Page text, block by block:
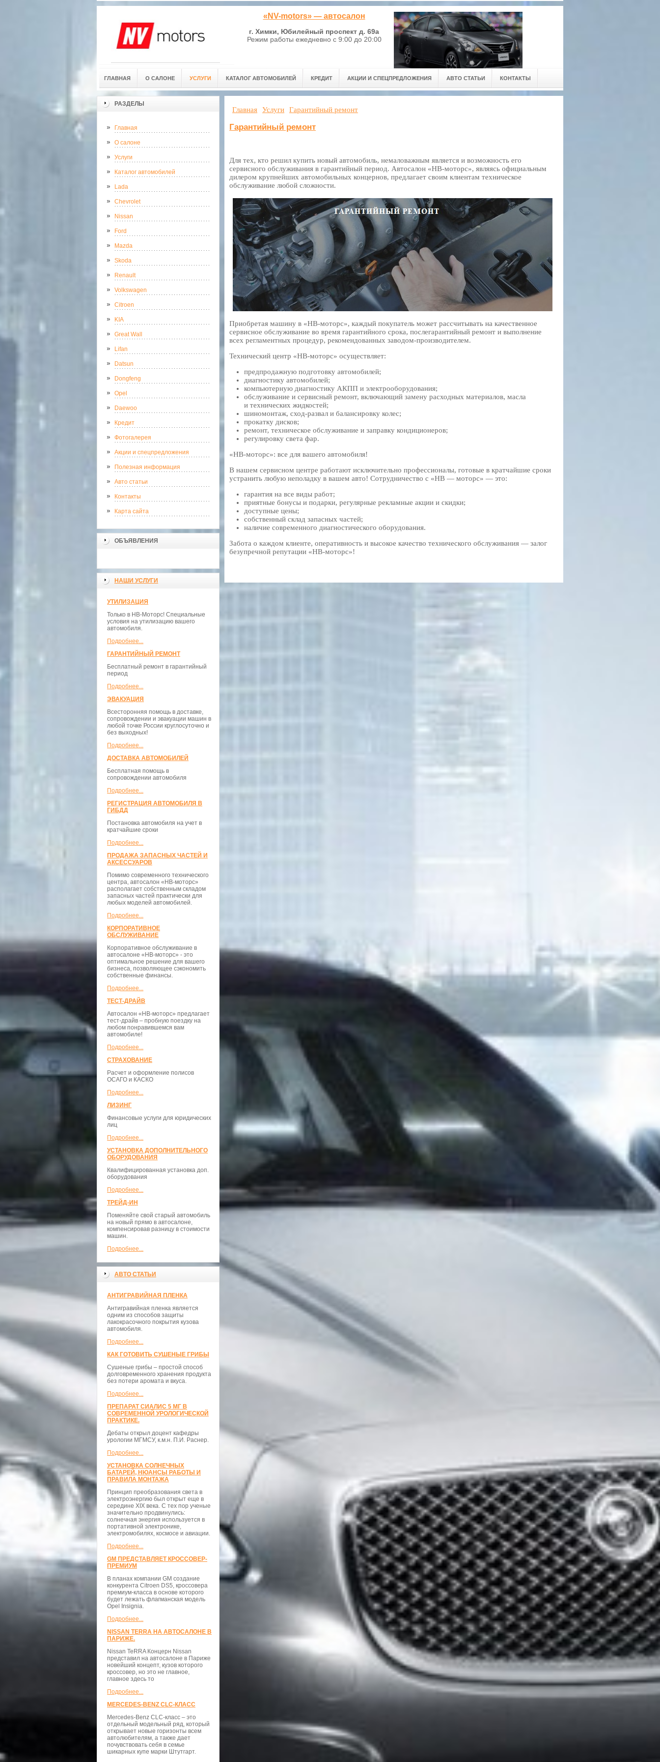
«NV-motors» — автосалон
г. Химки, Юбилейный проспект д. 69а
Режим работы ежедневно с 9:00 до 20:00
ГЛАВНАЯ О САЛОНЕ УСЛУГИ КАТАЛОГ АВТОМОБИЛЕЙ КРЕДИТ АКЦИИ И СПЕЦПРЕДЛОЖЕНИЯ АВТО СТАТЬИ КОНТАКТЫ
РАЗДЕЛЫ
Главная
О салоне
Услуги
Каталог автомобилей
Lada
Chevrolet
Nissan
Ford
Mazda
Skoda
Renault
Volkswagen
Citroen
KIA
Great Wall
Lifan
Datsun
Dongfeng
Opel
Daewoo
Кредит
Фотогалерея
Акции и спецпредложения
Полезная информация
Авто статьи
Контакты
Карта сайта
ОБЪЯВЛЕНИЯ
НАШИ УСЛУГИ
УТИЛИЗАЦИЯ
Только в НВ-Моторс! Специальные
условия на утилизацию вашего
автомобиля.
Подробнее...
ГАРАНТИЙНЫЙ РЕМОНТ
Бесплатный ремонт в гарантийный
период
Подробнее...
ЭВАКУАЦИЯ
Всесторонняя помощь в доставке,
сопровождении и эвакуации машин в
любой точке России круглосуточно и
без выходных!
Подробнее...
ДОСТАВКА АВТОМОБИЛЕЙ
Бесплатная помощь в
сопровождении автомобиля
Подробнее...
РЕГИСТРАЦИЯ АВТОМОБИЛЯ В
ГИБДД
Постановка автомобиля на учет в
кратчайшие сроки
Подробнее...
ПРОДАЖА ЗАПАСНЫХ ЧАСТЕЙ И
АКСЕССУАРОВ
Помимо современного технического
центра, автосалон «НВ-моторс»
располагает собственным складом
запасных частей практически для
любых моделей автомобилей.
Подробнее...
КОРПОРАТИВНОЕ
ОБСЛУЖИВАНИЕ
Корпоративное обслуживание в
автосалоне «НВ-моторс» - это
оптимальное решение для вашего
бизнеса, позволяющее сэкономить
собственные финансы.
Подробнее...
ТЕСТ-ДРАЙВ
Автосалон «НВ-моторс» предлагает
тест-драйв – пробную поездку на
любом понравившемся вам
автомобиле!
Подробнее...
СТРАХОВАНИЕ
Расчет и оформление полисов
ОСАГО и КАСКО
Подробнее...
ЛИЗИНГ
Финансовые услуги для юридических
лиц
Подробнее...
УСТАНОВКА ДОПОЛНИТЕЛЬНОГО
ОБОРУДОВАНИЯ
Квалифицированная установка доп.
оборудования
Подробнее...
ТРЕЙД-ИН
Поменяйте свой старый автомобиль
на новый прямо в автосалоне,
компенсировав разницу в стоимости
машин.
Подробнее...
АВТО СТАТЬИ
АНТИГРАВИЙНАЯ ПЛЕНКА
Антигравийная пленка является
одним из способов защиты
лакокрасочного покрытия кузова
автомобиля.
Подробнее...
КАК ГОТОВИТЬ СУШЕНЫЕ ГРИБЫ
Сушеные грибы – простой способ
долговременного хранения продукта
без потери аромата и вкуса.
Подробнее...
ПРЕПАРАТ СИАЛИС 5 МГ В
СОВРЕМЕННОЙ УРОЛОГИЧЕСКОЙ
ПРАКТИКЕ.
Дебаты открыл доцент кафедры
урологии МГМСУ, к.м.н. П.И. Раснер.
Подробнее...
УСТАНОВКА СОЛНЕЧНЫХ
БАТАРЕЙ, НЮАНСЫ РАБОТЫ И
ПРАВИЛА МОНТАЖА
Принцип преобразования света в
электроэнергию был открыт еще в
середине XIX века. С тех пор ученые
значительно продвинулись:
солнечная энергия используется в
портативной электронике,
электромобилях, космосе и авиации.
Подробнее...
GM ПРЕДСТАВЛЯЕТ КРОССОВЕР-
ПРЕМИУМ
В планах компании GM создание
конкурента Citroen DS5, кроссовера
премиум-класса в основе которого
будет лежать флагманская модель
Opel Insignia.
Подробнее...
NISSAN TERRA НА АВТОСАЛОНЕ В
ПАРИЖЕ.
Nissan TeRRA Концерн Nissan
представил на автосалоне в Париже
новейший концепт, кузов которого
кроссовер, но это не главное,
главное здесь то
Подробнее...
MERCEDES-BENZ CLC-КЛАСС
Mercedes-Benz CLC-класс – это
отдельный модельный ряд, который
открывает новые горизонты всем
автолюбителям, а также дает
почувствовать себя в семье
шикарных купе марки Штутгарт.
Главная Услуги Гарантийный ремонт
Гарантийный ремонт
Для тех, кто решил купить новый автомобиль, немаловажным является и возможность его
сервисного обслуживания в гарантийный период. Автосалон «НВ-моторс», являясь официальным
дилером крупнейших автомобильных концернов, предлагает своим клиентам техническое
обслуживание любой сложности.
Приобретая машину в «НВ-моторс», каждый покупатель может рассчитывать на качественное
сервисное обслуживание во время гарантийного срока, послегарантийный ремонт и выполнение
всех регламентных процедур, рекомендованных заводом-производителем.
Технический центр «НВ-моторс» осуществляет:
предпродажную подготовку автомобилей;
диагностику автомобилей;
компьютерную диагностику АКПП и электрооборудования;
обслуживание и сервисный ремонт, включающий замену расходных материалов, масла
и технических жидкостей;
шиномонтаж, сход-развал и балансировку колес;
прокатку дисков;
ремонт, техническое обслуживание и заправку кондиционеров;
регулировку света фар.
«НВ-моторс»: все для вашего автомобиля!
В нашем сервисном центре работают исключительно профессионалы, готовые в кратчайшие сроки
устранить любую неполадку в вашем авто! Сотрудничество с «НВ — моторс» — это:
гарантия на все виды работ;
приятные бонусы и подарки, регулярные рекламные акции и скидки;
доступные цены;
собственный склад запасных частей;
наличие современного диагностического оборудования.
Забота о каждом клиенте, оперативность и высокое качество технического обслуживания — залог
безупречной репутации «НВ-моторс»!